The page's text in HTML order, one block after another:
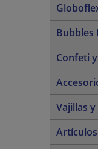
Bubbles
Confeti
Vajillas